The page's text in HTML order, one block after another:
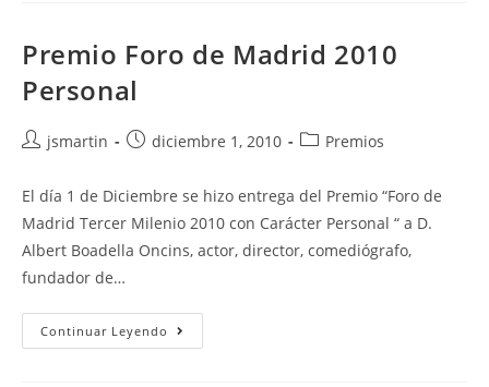
Premio Foro de Madrid 2010
Personal
Autor
la
entrada:
jsmartin
Publicación
la
entrada:
diciembre 1, 2010
Categoría
la
entrada:
Premios
El día 1 de Diciembre se hizo entrega del Premio “Foro de
Madrid Tercer Milenio 2010 con Carácter Personal “ a D.
Albert Boadella Oncins, actor, director, comediógrafo,
fundador de…
Continuar Leyendo Premio
Foro